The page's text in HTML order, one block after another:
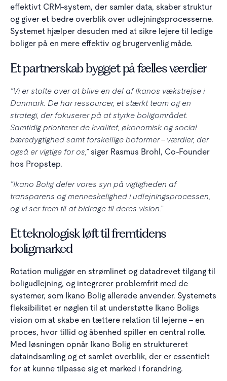
effektivt CRM-system, der samler data, skaber struktur
og giver et bedre overblik over udlejningsprocesserne.
Systemet hjælper desuden med at sikre lejere til ledige
boliger på en mere effektiv og brugervenlig måde.
Et partnerskab bygget på fælles værdier
”Vi er stolte over at blive en del af Ikanos vækstrejse i
Danmark. De har ressourcer, et stærkt team og en
strategi, der fokuserer på at styrke boligområdet.
Samtidig prioriterer de kvalitet, økonomisk og social
bæredygtighed samt forskellige boformer – værdier, der
også er vigtige for os,”siger Rasmus Brohl, Co-Founder
hos Propstep.
”Ikano Bolig deler vores syn på vigtigheden af
transparens og menneskelighed i udlejningsprocessen,
og vi ser frem til at bidrage til deres vision.”
Et teknologisk løft til fremtidens
boligmarked
Rotation muliggør en strømlinet og datadrevet tilgang til
boligudlejning, og integrerer problemfrit med de
systemer, som Ikano Bolig allerede anvender. Systemets
fleksibilitet er nøglen til at understøtte Ikano Boligs
vision om at skabe en tættere relation til lejerne – en
proces, hvor tillid og åbenhed spiller en central rolle.
Med løsningen opnår Ikano Bolig en struktureret
dataindsamling og et samlet overblik, der er essentielt
for at kunne tilpasse sig et marked i forandring.